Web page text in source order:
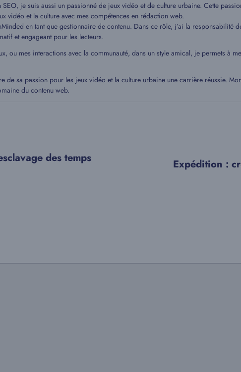
SEO, je suis aussi un passionné de jeux vidéo et de culture urbaine. Cette
vidéo et la culture avec mes compétences en rédaction web.
en tant que gestionnaire de contenu. Dans ce rôle, j’ai la responsabilité
et engageant pour les lecteurs.
ou mes interactions avec la communauté, dans un style amical, je permets à
de sa passion pour les jeux vidéo et la culture urbaine une carrière réussie.
du contenu web.
des temps
Expédition :